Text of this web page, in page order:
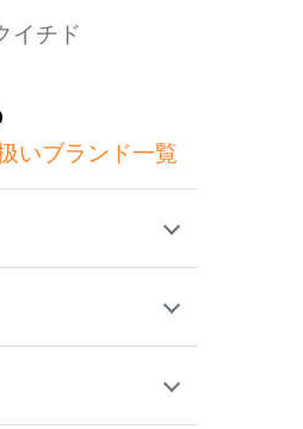
ス・集中ブース
器
イチド
ァニチャー
いブランド一覧